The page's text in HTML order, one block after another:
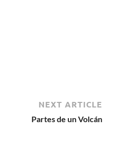
NEXT ARTICLE
Partes de un Volcán